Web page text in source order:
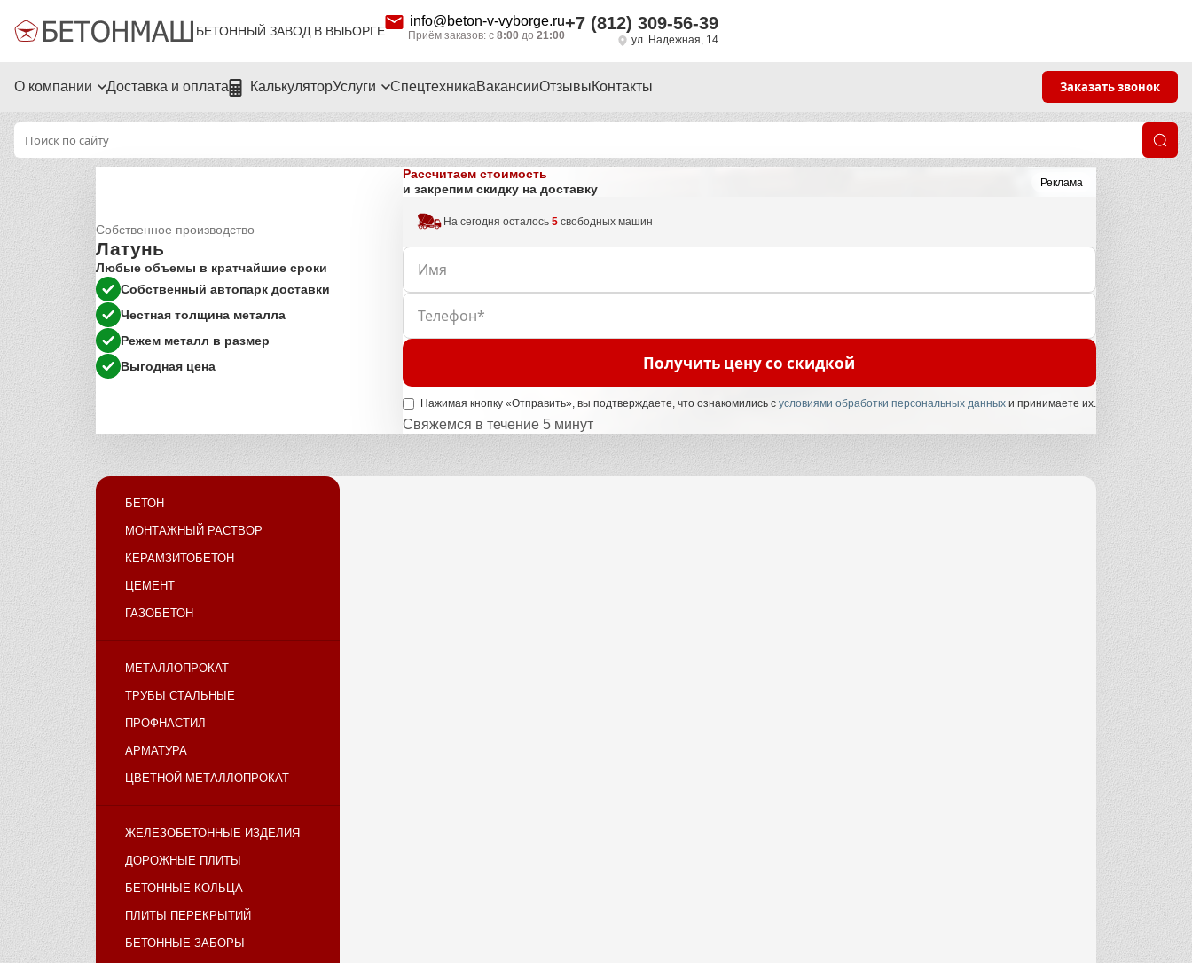
БЕТОННЫЙ ЗАВОД В ВЫБОРГЕ
info@beton-v-vyborge.ru
Приём заказов: с 8:00 до 21:00
+7 (812) 309-56-39
ул. Надежная, 14
О компании Доставка и оплата КалькуляторУслуги СпецтехникаВакансииОтзывыКонтакты Заказать звонок
Реклама
Собственное производство
Латунь
Любые объемы в кратчайшие сроки
Собственный автопарк доставки
Честная толщина металла
Режем металл в размер
Выгодная цена
Рассчитаем стоимость
и закрепим скидку на доставку
На сегодня осталось 5свободных машин
Получить цену со скидкой
Нажимая кнопку «Отправить», вы подтверждаете, что ознакомились с условиями обработки персональных данных и принимаете их.
Свяжемся в течение 5 минут
БЕТОН
МОНТАЖНЫЙ РАСТВОР
КЕРАМЗИТОБЕТОН
ЦЕМЕНТ
ГАЗОБЕТОН
МЕТАЛЛОПРОКАТ
ТРУБЫ СТАЛЬНЫЕ
ПРОФНАСТИЛ
АРМАТУРА
ЦВЕТНОЙ МЕТАЛЛОПРОКАТ
ЖЕЛЕЗОБЕТОННЫЕ ИЗДЕЛИЯ
ДОРОЖНЫЕ ПЛИТЫ
БЕТОННЫЕ КОЛЬЦА
ПЛИТЫ ПЕРЕКРЫТИЙ
БЕТОННЫЕ ЗАБОРЫ